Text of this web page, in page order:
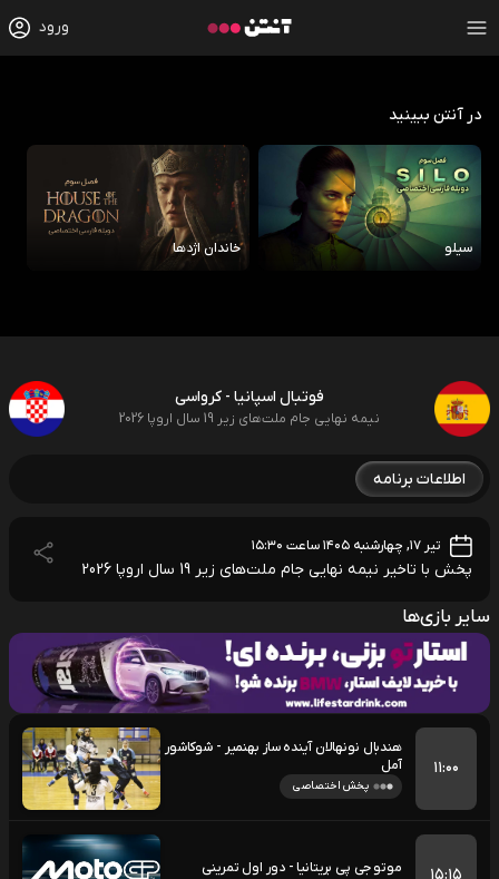
ورود
در آنتن ببینید
سیلو خاندان اژدها
فوتبال اسپانیا - کرواسی
نیمه نهایی جام ملت‌های زیر 19 سال اروپا 2026
اطلاعات برنامه
تیر ۱۷, چهارشنبه ۱۴۰۵ ساعت ۱۵:۳۰
پخش با تاخیر نیمه نهایی جام ملت‌های زیر 19 سال اروپا 2026
سایر بازی‌ها
۱۱:۰۰
هندبال نونهالان آینده ساز بهنمیر - شوکاشور
آمل
پخش اختصاصی
موتو جی پی بریتانیا - دور اول تمرینی